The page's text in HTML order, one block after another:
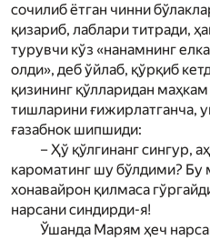
сочилиб ётган чинни
қизариб, лаблари титради,
турувчи кўз «нанам­нинг
олди», деб ўйлаб, қўрқиб
қизининг қўлларидан
тишларини ғижирлатганча,
ғазабнок шипшиди:
– Ҳў қўлгинанг сингур,
кароматинг шу бўлдими?
хонавайрон қилмаса
нарсани синдирди-я!
Ўшанда Мар­ям ҳеч